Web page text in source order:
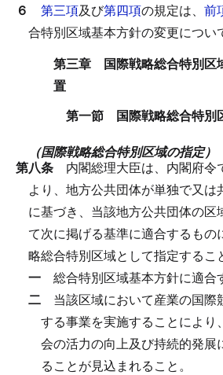
６ 第三項及び第四項の規定は、 前
合特別区域基本方針の変更につい
第三章 国際戦略総合特別区
置
第一節 国際戦略総合特別
（国際戦略総合特別区域の指定）
第八条 内閣総理大臣は、内閣府令
より、地方公共団体が単独で又は
に基づき、当該地方公共団体の区
て次に掲げる基準に適合するもの
略総合特別区域として指定するこ
一 総合特別区域基本方針に適合
二 当該区域において産業の国際
する事業を実施することにより
会の活力の向上及び持続的発展
ることが見込まれること。